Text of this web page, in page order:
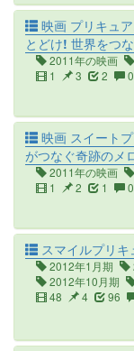
映画 プリキュ
とどけ! 世界をつ
2011年の映画
1
3 2 0
映画 スイート
がつなぐ奇跡のメ
2011年の映画
1
2 1 0
スマイルプリキ
2012年1月期
2012年10月期
48
4 96